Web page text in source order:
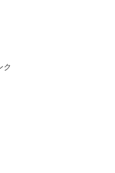
ク